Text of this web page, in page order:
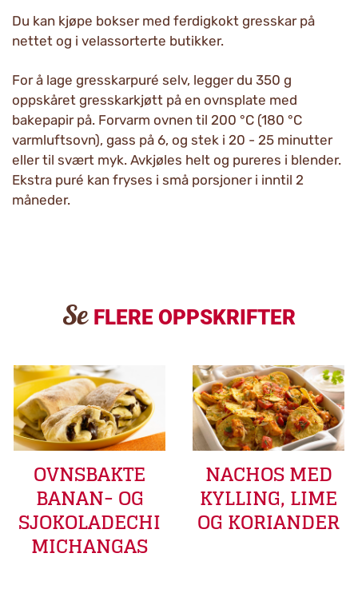
Du kan kjøpe bokser med ferdigkokt gresskar på
nettet og i velassorterte butikker.
For å lage gresskarpuré selv, legger du 350 g
oppskåret gresskarkjøtt på en ovnsplate med
bakepapir på. Forvarm ovnen til 200 °C (180 °C
varmluftsovn), gass på 6, og stek i 20 - 25 minutter
eller til svært myk. Avkjøles helt og pureres i blender.
Ekstra puré kan fryses i små porsjoner i inntil 2
måneder.
Se FLERE OPPSKRIFTER
OVNSBAKTE
BANAN- OG
SJOKOLADECHI
MICHANGAS
NACHOS MED
KYLLING, LIME
OG KORIANDER